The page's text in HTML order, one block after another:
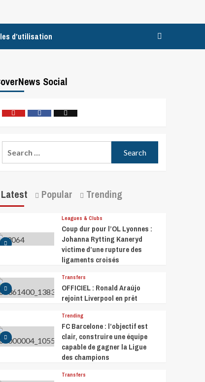
d’utilisation
Social
Latest Popular Trending
Leagues & Clubs
Coup dur pour l’OL Lyonnes :
Johanna Rytting Kaneryd
victime d’une rupture des
ligaments croisés
Transfers
OFFICIEL : Ronald Araújo
rejoint Liverpool en prêt
Trending
FC Barcelone : l’objectif est
clair, construire une équipe
capable de gagner la Ligue
des champions
Transfers